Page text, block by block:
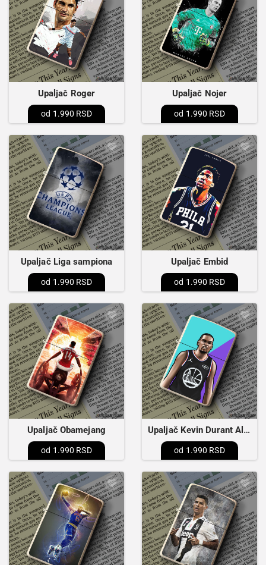
Upaljač Roger
1.990 RSD
Upaljač Nojer
1.990 RSD
Upaljač Liga sampiona
1.990 RSD
Upaljač Embid
1.990 RSD
Upaljač Obamejang
1.990 RSD
Upaljač Kevin Durant All Starr MVP
1.990 RSD